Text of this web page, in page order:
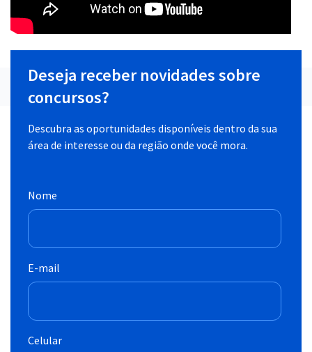
Deseja receber novidades sobre
concursos?
Descubra as oportunidades disponíveis dentro da sua
área de interesse ou da região onde você mora.
Nome
E-mail
Celular